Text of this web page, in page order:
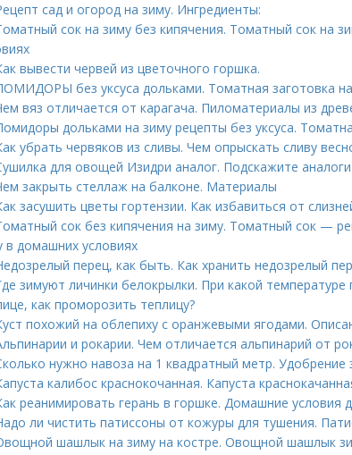
сад и огород на зиму. Ингредиенты:
сок на зиму без кипячения. Томатный сок на
вывести червей из цветочного горшка.
без уксуса дольками. Томатная заготовка на
вяз отличается от карагача. Пиломатериалы из
дольками на зиму рецепты без уксуса.
убрать червяков из сливы. Чем опрыскать сливу
для овощей Изидри аналог. Подскажите
закрыть стеллаж на балконе. Материалы
засушить цветы гортензии. Как избавиться от
сок без кипячения на зиму. Томатный сок —
в домашних условиях
перец, как быть. Как хранить недозрелый
зимуют личинки белокрылки. При какой температуре
как проморозить теплицу?
похожий на облепиху с оранжевыми ягодами.
и рокарии. Чем отличается альпинарий от
нужно навоза на 1 квадратный метр. Удобрение
калибос краснокочанная. Капуста
реанимировать герань в горшке. Домашние условия
ли чистить патиссоны от кожуры для тушения.
шашлык на зиму на костре. Овощной шашлык